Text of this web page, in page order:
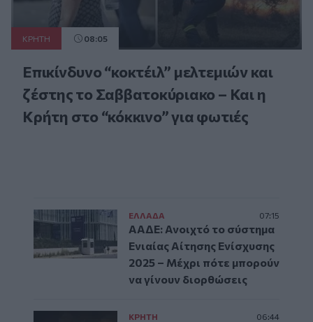
ΚΡΗΤΗ 08:05
Επικίνδυνο “κοκτέιλ” μελτεμιών και
ζέστης το Σαββατοκύριακο – Και η
Κρήτη στο “κόκκινο” για φωτιές
ΕΛΛAΔΑ 07:15
ΑΑΔΕ: Ανοιχτό το σύστημα
Ενιαίας Αίτησης Ενίσχυσης
2025 – Μέχρι πότε μπορούν
να γίνουν διορθώσεις
ΚΡΗΤΗ 06:44